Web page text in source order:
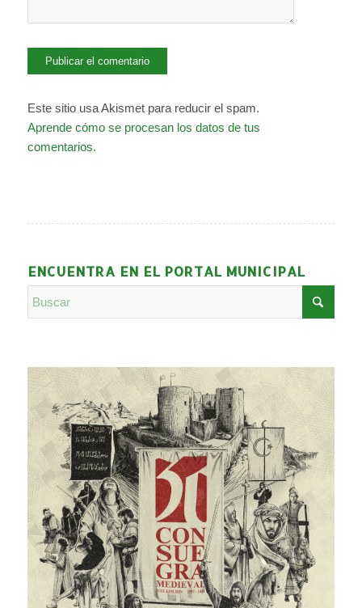
Este sitio usa Akismet para reducir el spam.
Aprende cómo se procesan los datos de tus
comentarios.
ENCUENTRA EN EL PORTAL MUNICIPAL